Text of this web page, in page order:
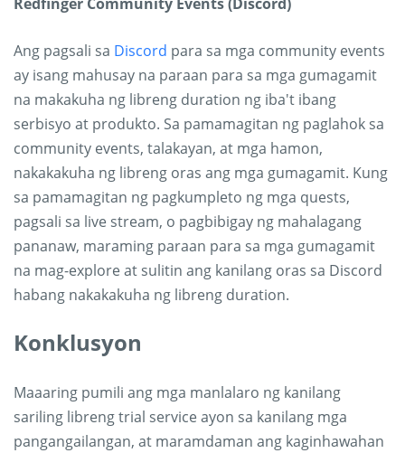
Ang pagsali sa Discord para sa mga community events
ay isang mahusay na paraan para sa mga gumagamit
na makakuha ng libreng duration ng iba't ibang
serbisyo at produkto. Sa pamamagitan ng paglahok sa
community events, talakayan, at mga hamon,
nakakakuha ng libreng oras ang mga gumagamit. Kung
sa pamamagitan ng pagkumpleto ng mga quests,
pagsali sa live stream, o pagbibigay ng mahalagang
pananaw, maraming paraan para sa mga gumagamit
na mag-explore at sulitin ang kanilang oras sa Discord
habang nakakakuha ng libreng duration.
Konklusyon
Maaaring pumili ang mga manlalaro ng kanilang
sariling libreng trial service ayon sa kanilang mga
pangangailangan, at maramdaman ang kaginhawahan